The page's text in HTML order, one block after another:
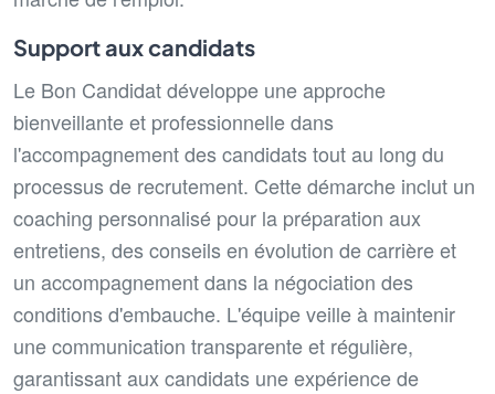
Support aux candidats
Le Bon Candidat développe une approche
bienveillante et professionnelle dans
l'accompagnement des candidats tout au long du
processus de recrutement. Cette démarche inclut un
coaching personnalisé pour la préparation aux
entretiens, des conseils en évolution de carrière et
un accompagnement dans la négociation des
conditions d'embauche. L'équipe veille à maintenir
une communication transparente et régulière,
garantissant aux candidats une expérience de